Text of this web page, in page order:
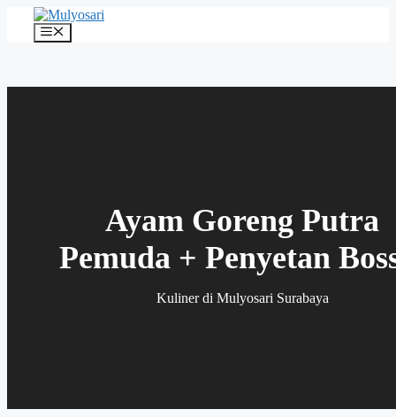
Langsung
Menu
Ayam Goreng Putra
Pemuda + Penyetan
Kulinerdi Mulyosari Surabaya